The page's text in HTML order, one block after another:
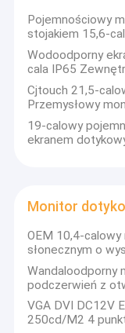
Pojemnościowy
stojakiem 15,6-
Wodoodporny
cala IP65
Cjtouch 21,5-
Przemysłowy
19-calowy
ekranem
Monitor
OEM 10,4-
słonecznym o
Wandaloodporny
podczerwień z
VGA DVI DC12V
250cd/M2 4